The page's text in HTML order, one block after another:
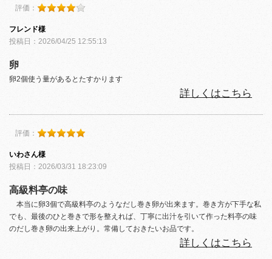
評価：
フレンド様
投稿日：2026/04/25 12:55:13
卵
卵2個使う量があるとたすかります
詳しくはこちら
評価：
いわさん様
投稿日：2026/03/31 18:23:09
高級料亭の味
本当に卵3個で高級料亭のようなだし巻き卵が出来ます。巻き方が下手な私
でも、最後のひと巻きで形を整えれば、丁寧に出汁を引いて作った料亭の味
のだし巻き卵の出来上がり。常備しておきたいお品です。
詳しくはこちら